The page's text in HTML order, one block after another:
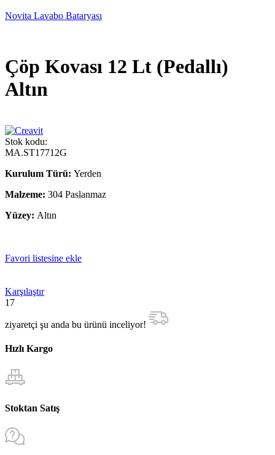
Novita Lavabo Bataryası
Çöp Kovası 12 Lt (Pedallı)
Altın
Stok kodu:
MA.ST17712G
Kurulum Türü: Yerden
Malzeme: 304 Paslanmaz
Yüzey: Altın
Favori listesine ekle
Karşılaştır
17
ziyaretçi şu anda bu ürünü inceliyor!
Hızlı Kargo
Stoktan Satış